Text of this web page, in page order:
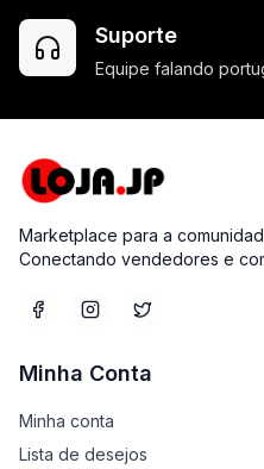
Suporte
Equipe falando
Marketplace para a
Conectando vendedores e
Minha Conta
Minha conta
Lista de desejos